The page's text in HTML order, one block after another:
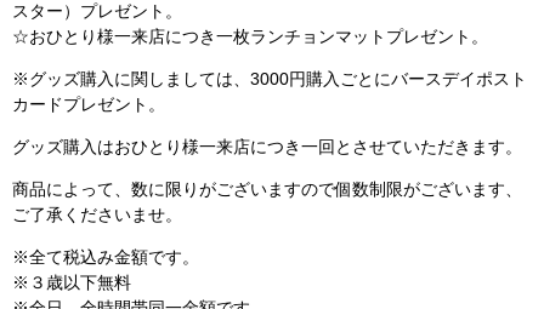
スター）プレゼント。
☆おひとり様一来店につき一枚ランチョンマットプレゼント。
※グッズ購入に関しましては、3000円購入ごとにバースデイポスト
カードプレゼント。
グッズ購入はおひとり様一来店につき一回とさせていただきます。
商品によって、数に限りがございますので個数制限がございます、
ご了承くださいませ。
※全て税込み金額です。
※３歳以下無料